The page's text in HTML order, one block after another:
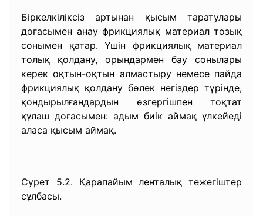
Біркелкіліксіз артынан қысым таратулары
доғасымен анау фрикциялық материал тозық
сонымен қатар. Үшін фрикциялық материал
толық қолдану, орындармен бау сонылары
керек оқтын-оқтын алмастыру немесе пайда
фрикциялық қолдану бөлек негіздер түрінде,
қондырылғандардын өзгергішпен тоқтат
құлаш доғасымен: адым биік аймақ үлкейеді
аласа қысым аймақ.
Сурет 5.2. Қарапайым ленталық тежегіштер
сұлбасы.